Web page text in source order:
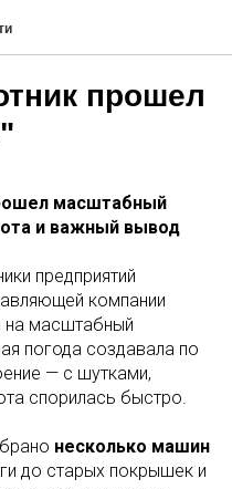
прошел
масштабный
и важный вывод
предприятий
компании
на масштабный
погода создавала по
— с шутками,
спорилась быстро.
несколько машин
до старых покрышек и